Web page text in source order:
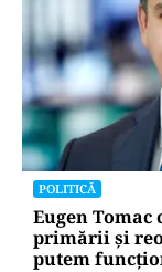
POLITICĂ
Eugen Tomac
primării și
putem